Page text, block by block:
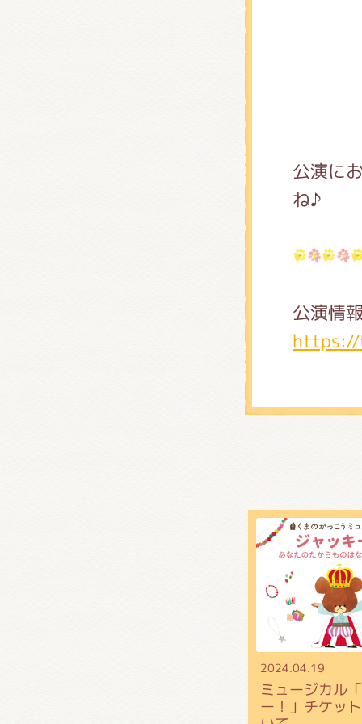
公演に
ね♪
公演情
https://
2024.04.19
ミュージカル
ー！」チケッ